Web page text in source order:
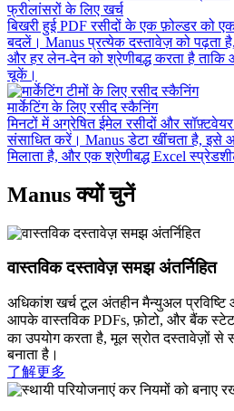
फ्रीलांसरों के लिए खर्च
बिखरी हुई PDF रसीदों के एक फ़ोल्डर को
बदलें। Manus प्रत्येक दस्तावेज़ को पढ़ता
और हर लेन-देन को श्रेणीबद्ध करता है ताकि
चूकें।
मार्केटिंग के लिए रसीद स्कैनिंग
मिनटों में अग्रेषित ईमेल रसीदों और
संसाधित करें। Manus डेटा खींचता है, इसे
मिलाता है, और एक श्रेणीबद्ध Excel
Manus क्यों चुनें
वास्तविक दस्तावेज़ समझ अंतर्निहित
अधिकांश खर्च टूल अंतहीन मैन्युअल
आपके वास्तविक PDFs, फ़ोटो, और बैंक
का उपयोग करता है, मूल स्रोत दस्तावेज़ों से
बनाता है।
了解更多